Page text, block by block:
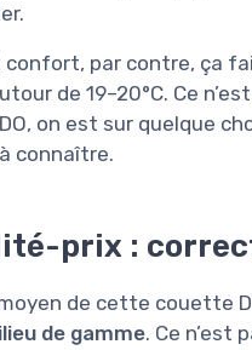
confort, par contre, ça
de 19–20°C. Ce
on est sur quelque
connaître.
prix :
de cette couette
de gamme. Ce n’est